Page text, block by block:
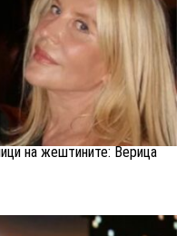
на жештините: Верица